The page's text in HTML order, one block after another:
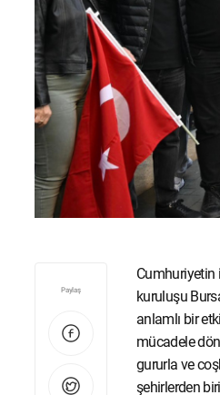
Paylaş
Cumhuriyetin
kuruluşu
anlamlı bir
mücadele
gururla ve
şehirlerden